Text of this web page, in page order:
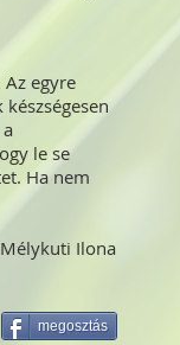
egyre
le se
Ha nem
Mélykuti Ilona
megosztás